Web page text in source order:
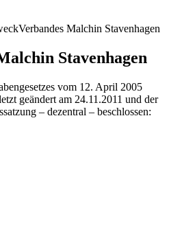
Malchin Stavenhagen
Stavenhagen
vom 12. April 2005
geändert am 24.11.2011 und der
– dezentral – beschlossen: